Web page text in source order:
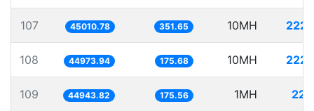
107 45010.78 351.65 10MH
108 44973.94 175.68 10MH
109 44943.82 175.56 1MH